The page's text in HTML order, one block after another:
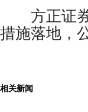
方正证券
措施落地，
相关新闻